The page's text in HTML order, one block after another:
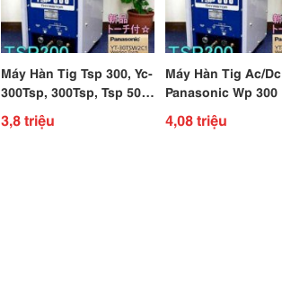
Máy Hàn Tig Tsp 300, Yc-
300Tsp, 300Tsp, Tsp 500,
Yc-500Tsp, 500Tsp
3,8 triệu
Máy Hàn Tig Ac/Dc
Panasonic Wp 300
4,08 triệu